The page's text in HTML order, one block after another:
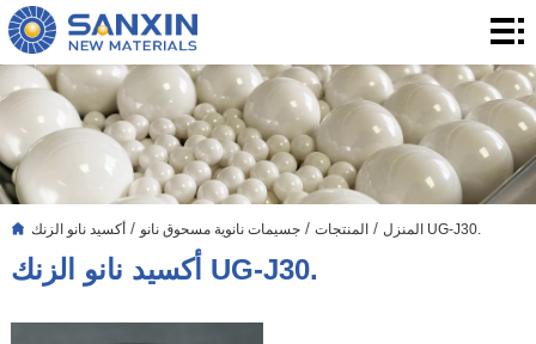
المنزل
المنتجات
التطبيق
التدوين
المنزل /المنتجات /جسيمات نانوية مسحوق نانو / أكسيد نانو الزنك UG-J30.
أكسيد نانو الزنك UG-J30.